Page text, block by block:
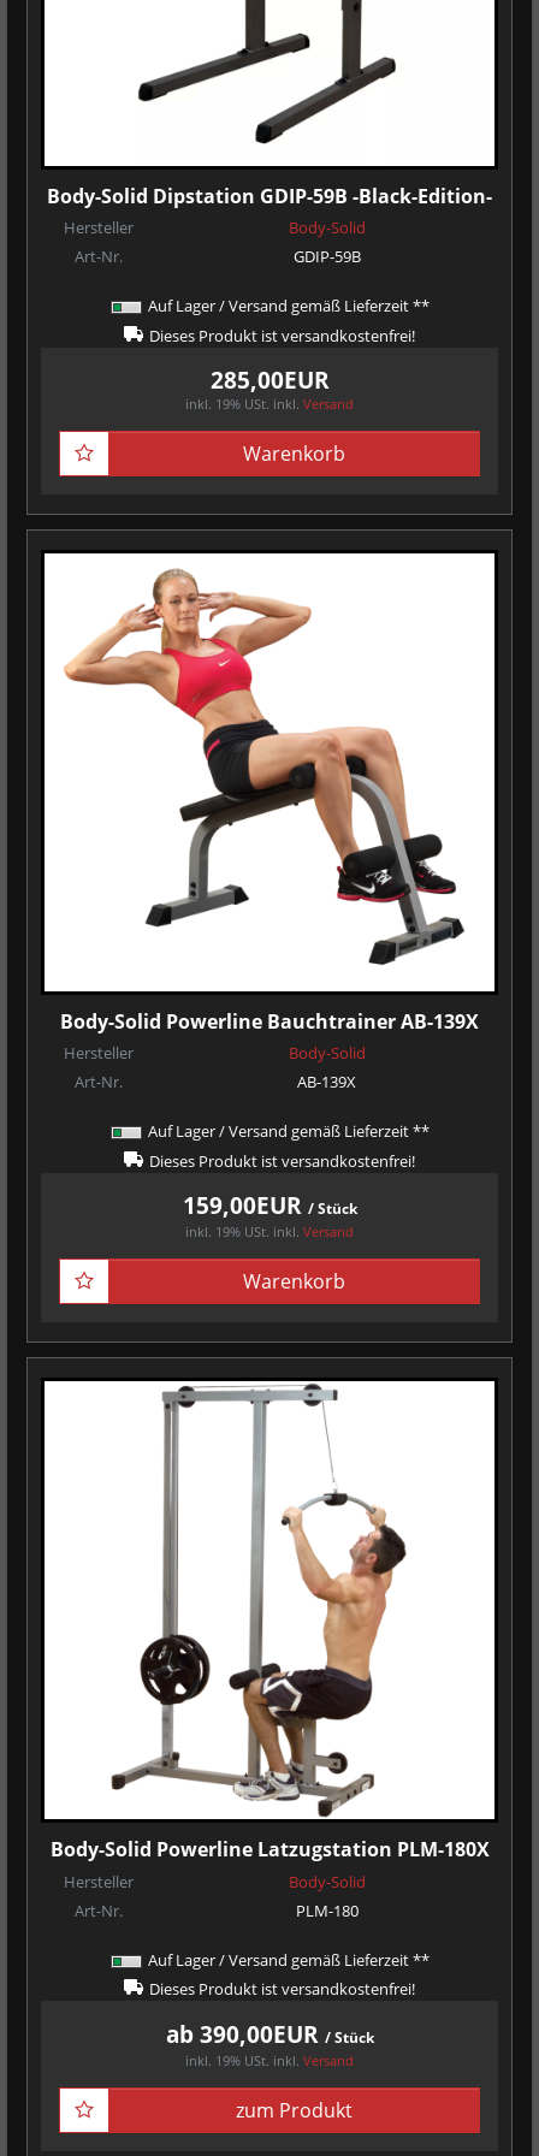
Body-Solid Dipstation GDIP-59B -Black-Edition-
Hersteller
Body-Solid
Art-Nr.
GDIP-59B
Auf Lager / Versand gemäß Lieferzeit **
Dieses Produkt ist versandkostenfrei!
285,00EUR
inkl. 19% USt. inkl. Versand
Warenkorb
Body-Solid Powerline Bauchtrainer AB-139X
Hersteller
Body-Solid
Art-Nr.
AB-139X
Auf Lager / Versand gemäß Lieferzeit **
Dieses Produkt ist versandkostenfrei!
159,00EUR / Stück
inkl. 19% USt. inkl. Versand
Warenkorb
Body-Solid Powerline Latzugstation PLM-180X
Hersteller
Body-Solid
Art-Nr.
PLM-180
Auf Lager / Versand gemäß Lieferzeit **
Dieses Produkt ist versandkostenfrei!
ab 390,00EUR / Stück
inkl. 19% USt. inkl. Versand
zum Produkt